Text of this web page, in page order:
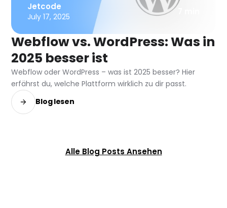
Jetcode
July 17, 2025
Webflow vs. WordPress: Was in
2025 besser ist
Webflow oder WordPress – was ist 2025 besser? Hier
erfährst du, welche Plattform wirklich zu dir passt.
Blog lesen
Alle Blog Posts Ansehen